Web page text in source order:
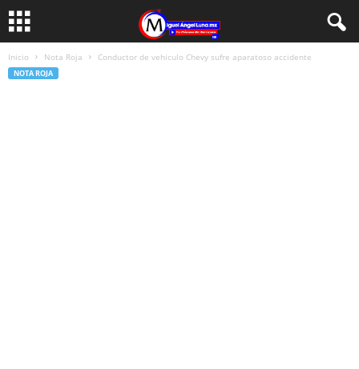
Inicio Nota Roja Conductor de vehiculo Chevy sufre aparatoso accidente
NOTA ROJA